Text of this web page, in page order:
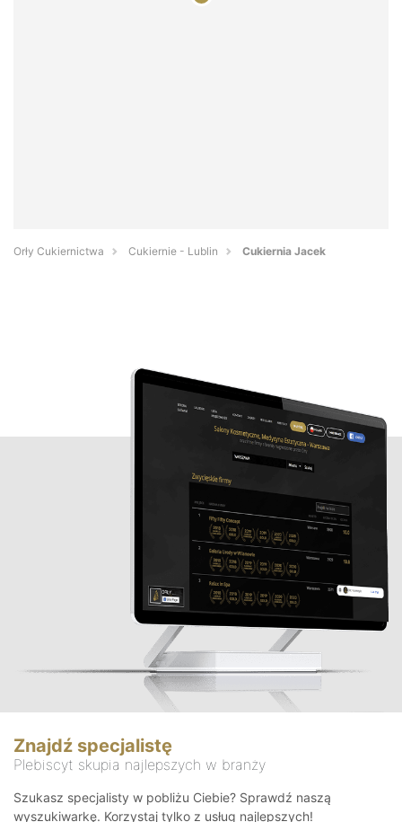
Orły Cukiernictwa Cukiernie - Lublin Cukiernia Jacek
Znajdź specjalistę
Plebiscyt skupia najlepszych w branży
Szukasz specjalisty w pobliżu Ciebie? Sprawdź naszą
wyszukiwarkę. Korzystaj tylko z usług najlepszych!